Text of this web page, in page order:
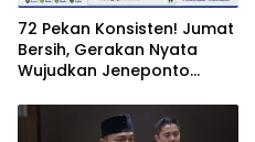
72 Pekan Konsisten! Jumat
Bersih, Gerakan Nyata
Wujudkan Jeneponto
ASRI